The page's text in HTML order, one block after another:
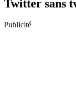
Twitter sans
Publicité